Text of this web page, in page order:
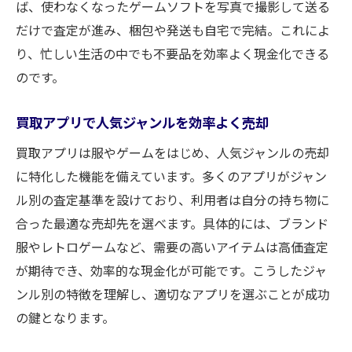
ば、使わなくなったゲームソフトを写真で撮影して送る
だけで査定が進み、梱包や発送も自宅で完結。これによ
り、忙しい生活の中でも不要品を効率よく現金化できる
のです。
買取アプリで人気ジャンルを効率よく売却
買取アプリは服やゲームをはじめ、人気ジャンルの売却
に特化した機能を備えています。多くのアプリがジャン
ル別の査定基準を設けており、利用者は自分の持ち物に
合った最適な売却先を選べます。具体的には、ブランド
服やレトロゲームなど、需要の高いアイテムは高価査定
が期待でき、効率的な現金化が可能です。こうしたジャ
ンル別の特徴を理解し、適切なアプリを選ぶことが成功
の鍵となります。